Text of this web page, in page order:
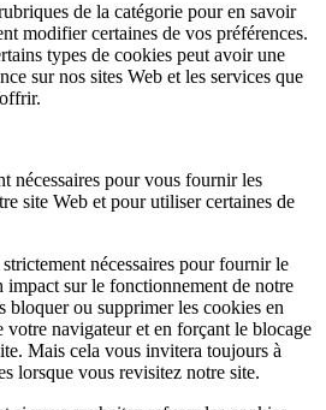
de la catégorie pour en savoir
modifier certaines de vos préférences.
types de cookies peut avoir une
sur nos sites Web et les services que
nécessaires pour vous fournir les
site Web et pour utiliser certaines de
nécessaires pour fournir le
impact sur le fonctionnement de notre
bloquer ou supprimer les cookies en
votre navigateur et en forçant le blocage
Mais cela vous invitera toujours à
lorsque vous revisitez notre site.